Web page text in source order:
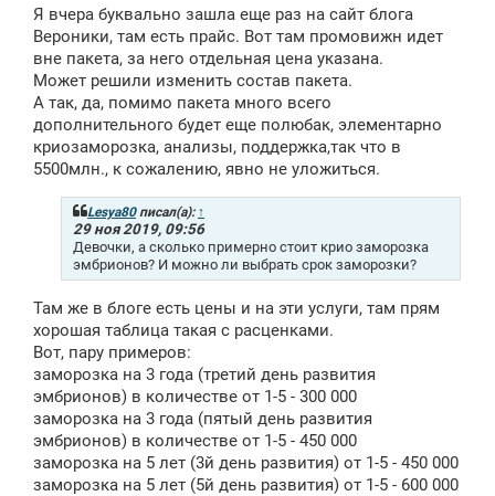
Я вчера буквально зашла еще раз на сайт блога
Вероники, там есть прайс. Вот там промовижн идет
вне пакета, за него отдельная цена указана.
Может решили изменить состав пакета.
А так, да, помимо пакета много всего
дополнительного будет еще полюбак, элементарно
криозаморозка, анализы, поддержка,так что в
5500млн., к сожалению, явно не уложиться.
Lesya80писал(а): ↑
29 ноя 2019, 09:56
Девочки, а сколько примерно стоит крио заморозка
эмбрионов? И можно ли выбрать срок заморозки?
Там же в блоге есть цены и на эти услуги, там прям
хорошая таблица такая с расценками.
Вот, пару примеров:
заморозка на 3 года (третий день развития
эмбрионов) в количестве от 1-5 - 300 000
заморозка на 3 года (пятый день развития
эмбрионов) в количестве от 1-5 - 450 000
заморозка на 5 лет (3й день развития) от 1-5 - 450 000
заморозка на 5 лет (5й день развития) от 1-5 - 600 000